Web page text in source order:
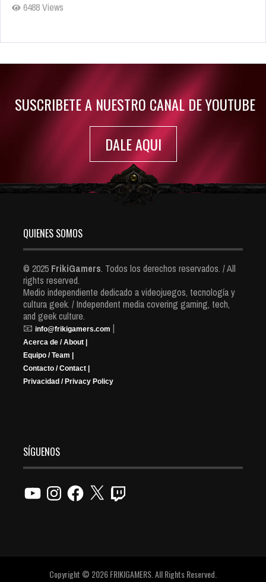
6488 Views
Rumor: Se filtran los primeros detalles de Resident Evil 9
SUSCRIBETE A NUESTRO CANAL DE YOUTUBE
DALE AQUI
QUIENES SOMOS
© 2025 FrikiGamers. Todos los derechos reservados. / All
rights reserved.
Medio independiente dedicado a videojuegos, tecnología y
cultura geek. / Independent media covering gaming, tech,
and geek culture.
📧 info@frikigamers.com |
Acerca de / About |
Equipo / Team |
Contacto / Contact |
Privacidad / Privacy Policy
SÍGUENOS
YouTubeInstagramFacebook
X Twitch
Copyright © 2026 FRIKIGAMERS. All Rights Reserved.